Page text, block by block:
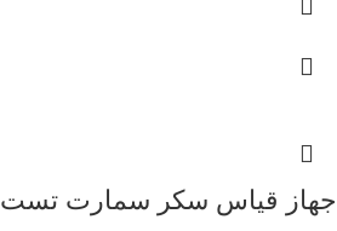
جهاز قياس سكر سمارت تست